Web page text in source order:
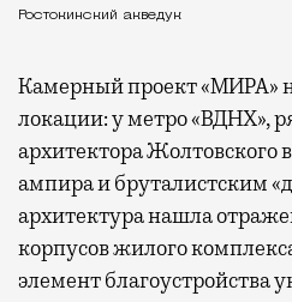
Ростокинский акведук
Камерный проект «МИРА»
локации: у метро «ВДНХ»,
архитектора Жолтовского
ампира и бруталистским
архитектура нашла
корпусов жилого
элемент благоустройства